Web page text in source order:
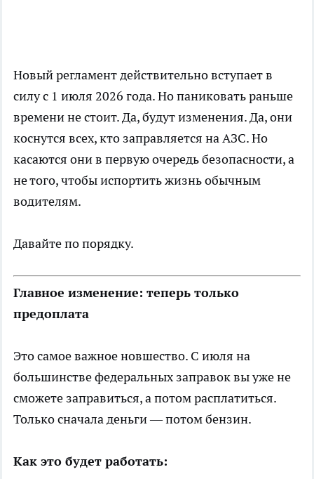
Новый регламент действительно вступает в
силу с 1 июля 2026 года. Но паниковать раньше
времени не стоит. Да, будут изменения. Да, они
коснутся всех, кто заправляется на АЗС. Но
касаются они в первую очередь безопасности, а
не того, чтобы испортить жизнь обычным
водителям.
Давайте по порядку.
Главное изменение: теперь только
предоплата
Это самое важное новшество. С июля на
большинстве федеральных заправок вы уже не
сможете заправиться, а потом расплатиться.
Только сначала деньги — потом бензин.
Как это будет работать: